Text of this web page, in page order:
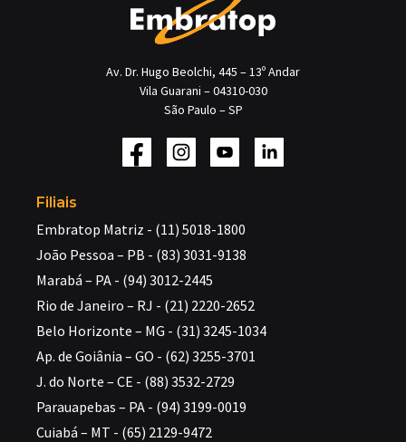
Av. Dr. Hugo Beolchi, 445 – 13º Andar
Vila Guarani – 04310-030
São Paulo – SP
Filiais
Embratop Matriz - (11) 5018-1800
João Pessoa – PB - (83) 3031-9138
Marabá – PA - (94) 3012-2445
Rio de Janeiro – RJ - (21) 2220-2652
Belo Horizonte – MG - (31) 3245-1034
Ap. de Goiânia – GO - (62) 3255-3701
J. do Norte – CE - (88) 3532-2729
Parauapebas – PA - (94) 3199-0019
Cuiabá – MT - (65) 2129-9472